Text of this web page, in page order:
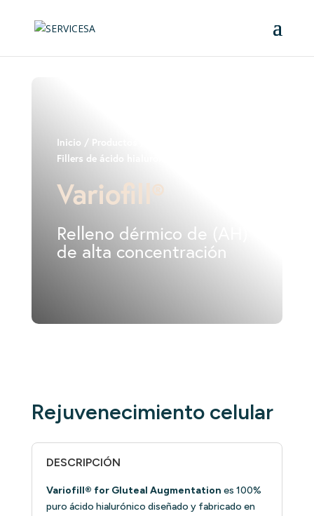
Inicio / Productos
Fillers de ácido hialurónico
Variofill®
Relleno dérmico de (AH)
de alta concentración
Rejuvenecimiento celular
DESCRIPCIÓN
Variofill® for Gluteal Augmentation es 100%
puro ácido hialurónico diseñado y fabricado en